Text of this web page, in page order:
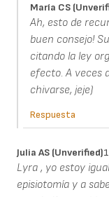
María CS
Ah, esto de
buen consejo!
citando la ley
efecto. A veces
chivarse, jeje)
Respuesta
Julia AS (unverified)
Lyra , yo estoy
episiotomía y a